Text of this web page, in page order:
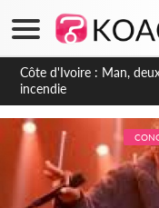
Côte d'Ivoire : Séileu, la
transformée en vaste
dépigmentants